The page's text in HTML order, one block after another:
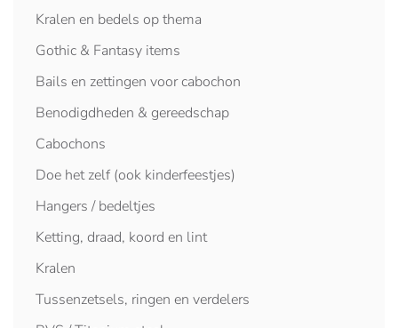
Kralen en bedels op thema
Gothic & Fantasy items
Bails en zettingen voor cabochon
Benodigdheden & gereedschap
Cabochons
Doe het zelf (ook kinderfeestjes)
Hangers / bedeltjes
Ketting, draad, koord en lint
Kralen
Tussenzetsels, ringen en verdelers